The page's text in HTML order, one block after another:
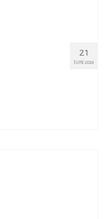
21
JUIN 2026